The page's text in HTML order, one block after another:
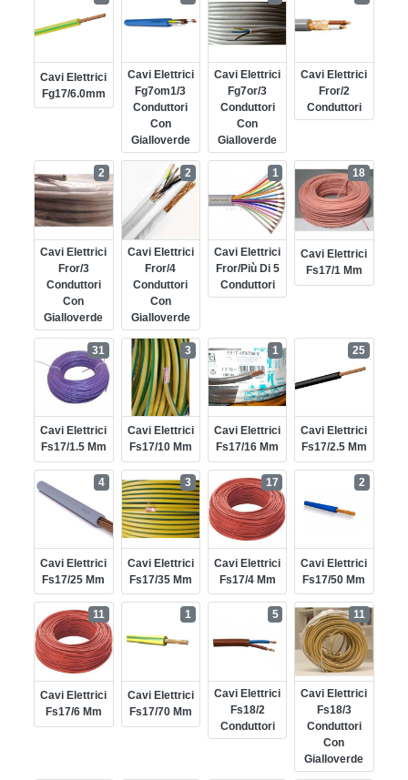
Cavi Elettrici
Fg17/6.0mm
Cavi Elettrici
Fg7om1/3
Conduttori
Con
Gialloverde
Cavi Elettrici
Fg7or/3
Conduttori
Con
Gialloverde
Cavi Elettrici
Fror/2
Conduttori
Cavi Elettrici
Fror/3
Conduttori
Con
Gialloverde
2
Cavi Elettrici
Fror/4
Conduttori
Con
Gialloverde
2
Cavi Elettrici
Fror/più Di 5
Conduttori
1
Cavi Elettrici
Fs17/1 Mm
18
Cavi Elettrici
Fs17/1.5 Mm
31
Cavi Elettrici
Fs17/10 Mm
3
Cavi Elettrici
Fs17/16 Mm
1
Cavi Elettrici
Fs17/2.5 Mm
25
Cavi Elettrici
Fs17/25 Mm
4
Cavi Elettrici
Fs17/35 Mm
3
Cavi Elettrici
Fs17/4 Mm
17
Cavi Elettrici
Fs17/50 Mm
2
Cavi Elettrici
Fs17/6 Mm
11
Cavi Elettrici
Fs17/70 Mm
1
Cavi Elettrici
Fs18/2
Conduttori
5
Cavi Elettrici
Fs18/3
Conduttori
Con
Gialloverde
11